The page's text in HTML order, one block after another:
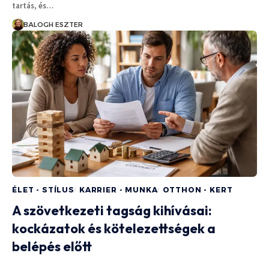
tartás, és…
BALOGH ESZTER
ÉLET - STÍLUS KARRIER - MUNKA OTTHON - KERT
A szövetkezeti tagság kihívásai:
kockázatok és kötelezettségek a
belépés előtt